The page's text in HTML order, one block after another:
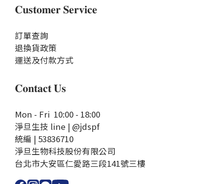
𝐂𝐮𝐬𝐭𝐨𝐦𝐞𝐫 𝐒𝐞𝐫𝐯𝐢𝐜𝐞
訂單查詢
退換貨政策
運送及付款方式
𝐂𝐨𝐧𝐭𝐚𝐜𝐭 𝐔𝐬
Mon - Fri 10:00 - 18:00
淨旦生技 line | @jdspf
統編 | 53836710
淨旦生物科技股份有限公司
台北市大安區仁愛路三段141號三樓